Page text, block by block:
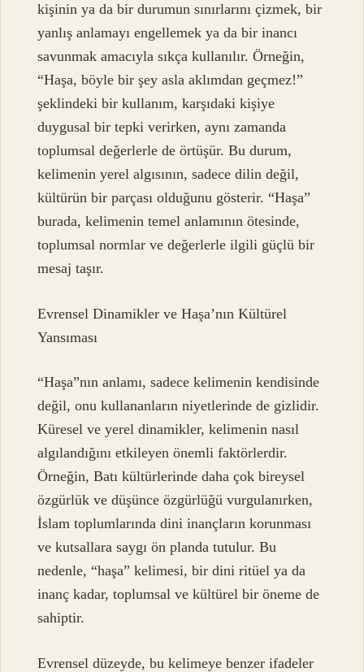
kişinin ya da bir durumun sınırlarını çizmek, bir
yanlış anlamayı engellemek ya da bir inancı
savunmak amacıyla sıkça kullanılır. Örneğin,
“Haşa, böyle bir şey asla aklımdan geçmez!”
şeklindeki bir kullanım, karşıdaki kişiye
duygusal bir tepki verirken, aynı zamanda
toplumsal değerlerle de örtüşür. Bu durum,
kelimenin yerel algısının, sadece dilin değil,
kültürün bir parçası olduğunu gösterir. “Haşa”
burada, kelimenin temel anlamının ötesinde,
toplumsal normlar ve değerlerle ilgili güçlü bir
mesaj taşır.
Evrensel Dinamikler ve Haşa’nın Kültürel
Yansıması
“Haşa”nın anlamı, sadece kelimenin kendisinde
değil, onu kullananların niyetlerinde de gizlidir.
Küresel ve yerel dinamikler, kelimenin nasıl
algılandığını etkileyen önemli faktörlerdir.
Örneğin, Batı kültürlerinde daha çok bireysel
özgürlük ve düşünce özgürlüğü vurgulanırken,
İslam toplumlarında dini inançların korunması
ve kutsallara saygı ön planda tutulur. Bu
nedenle, “haşa” kelimesi, bir dini ritüel ya da
inanç kadar, toplumsal ve kültürel bir öneme de
sahiptir.
Evrensel düzeyde, bu kelimeye benzer ifadeler